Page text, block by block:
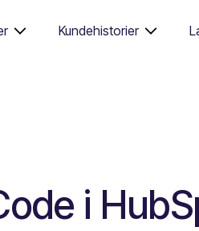
Kundehistorier
i